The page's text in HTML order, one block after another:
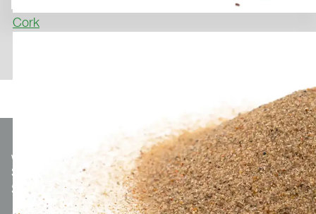
Cork
We make
Sport.
Optionaler Teaser-Text.
SUBSCRIBE TO THE NEWSLETTER